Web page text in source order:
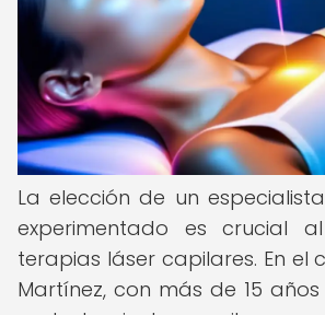
La elección de un
experimentado es crucial
terapias láser capilares. En el
Martínez, con más de 15